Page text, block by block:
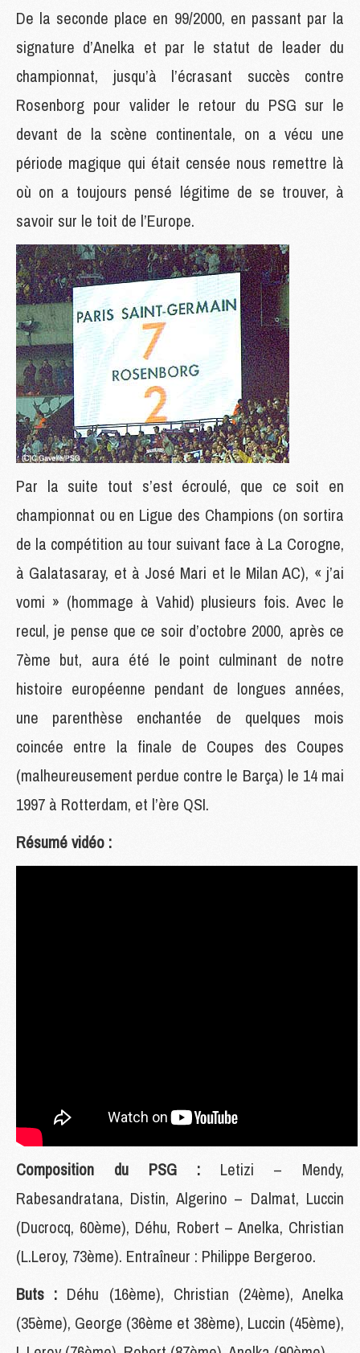
De la seconde place en 99/2000, en passant par la
signature d’Anelka et par le statut de leader du
championnat, jusqu’à l’écrasant succès contre
Rosenborg pour valider le retour du PSG sur le
devant de la scène continentale, on a vécu une
période magique qui était censée nous remettre là
où on a toujours pensé légitime de se trouver, à
savoir sur le toit de l’Europe.
Par la suite tout s’est écroulé, que ce soit en
championnat ou en Ligue des Champions (on sortira
de la compétition au tour suivant face à La Corogne,
à Galatasaray, et à José Mari et le Milan AC), « j’ai
vomi » (hommage à Vahid) plusieurs fois. Avec le
recul, je pense que ce soir d’octobre 2000, après ce
7ème but, aura été le point culminant de notre
histoire européenne pendant de longues années,
une parenthèse enchantée de quelques mois
coincée entre la finale de Coupes des Coupes
(malheureusement perdue contre le Barça) le 14 mai
1997 à Rotterdam, et l’ère QSI.
Résumé vidéo :
Composition du PSG : Letizi – Mendy,
Rabesandratana, Distin, Algerino – Dalmat, Luccin
(Ducrocq, 60ème), Déhu, Robert – Anelka, Christian
(L.Leroy, 73ème). Entraîneur : Philippe Bergeroo.
Buts : Déhu (16ème), Christian (24ème), Anelka
(35ème), George (36ème et 38ème), Luccin (45ème),